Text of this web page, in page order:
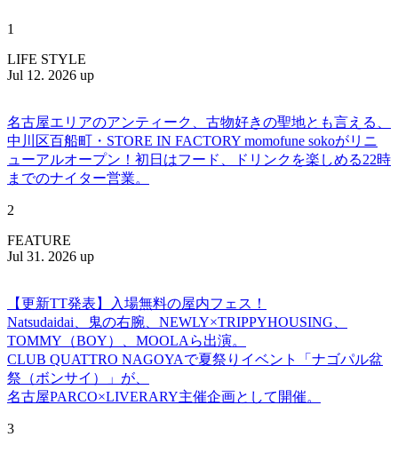
1
LIFE STYLE
Jul 12. 2026 up
名古屋エリアのアンティーク、古物好きの聖地とも言える、
中川区百船町・STORE IN FACTORY momofune sokoがリニ
ューアルオープン！初日はフード、ドリンクを楽しめる22時
までのナイター営業。
2
FEATURE
Jul 31. 2026 up
【更新TT発表】入場無料の屋内フェス！
Natsudaidai、鬼の右腕、NEWLY×TRIPPYHOUSING、
TOMMY（BOY）、MOOLAら出演。
CLUB QUATTRO NAGOYAで夏祭りイベント「ナゴパル盆
祭（ボンサイ）」が、
名古屋PARCO×LIVERARY主催企画として開催。
3